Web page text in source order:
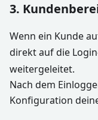
3.
Wenn ein Kunde
direkt auf die
weitergeleitet.
Nach dem
Konfiguration